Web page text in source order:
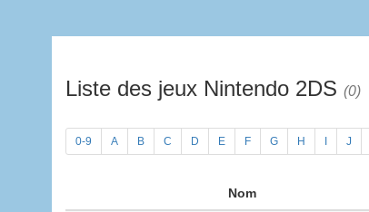
Liste des jeux Nintendo 2DS (0)
0-9 A B C D E F G H J
Nom